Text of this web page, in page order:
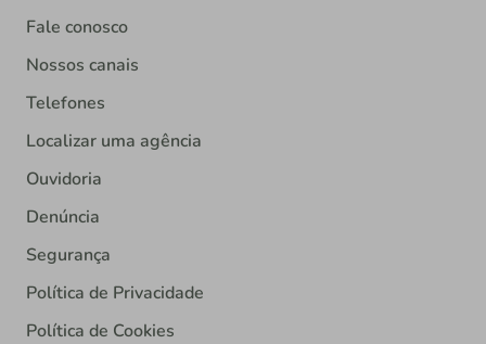
Fale conosco
Nossos canais
Telefones
Localizar uma agência
Ouvidoria
Denúncia
Segurança
Política de Privacidade
Política de Cookies